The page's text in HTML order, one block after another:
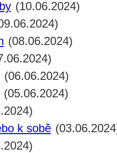
(10.06.2024)
(08.06.2024)
(06.06.2024)
(05.06.2024)
k sobě